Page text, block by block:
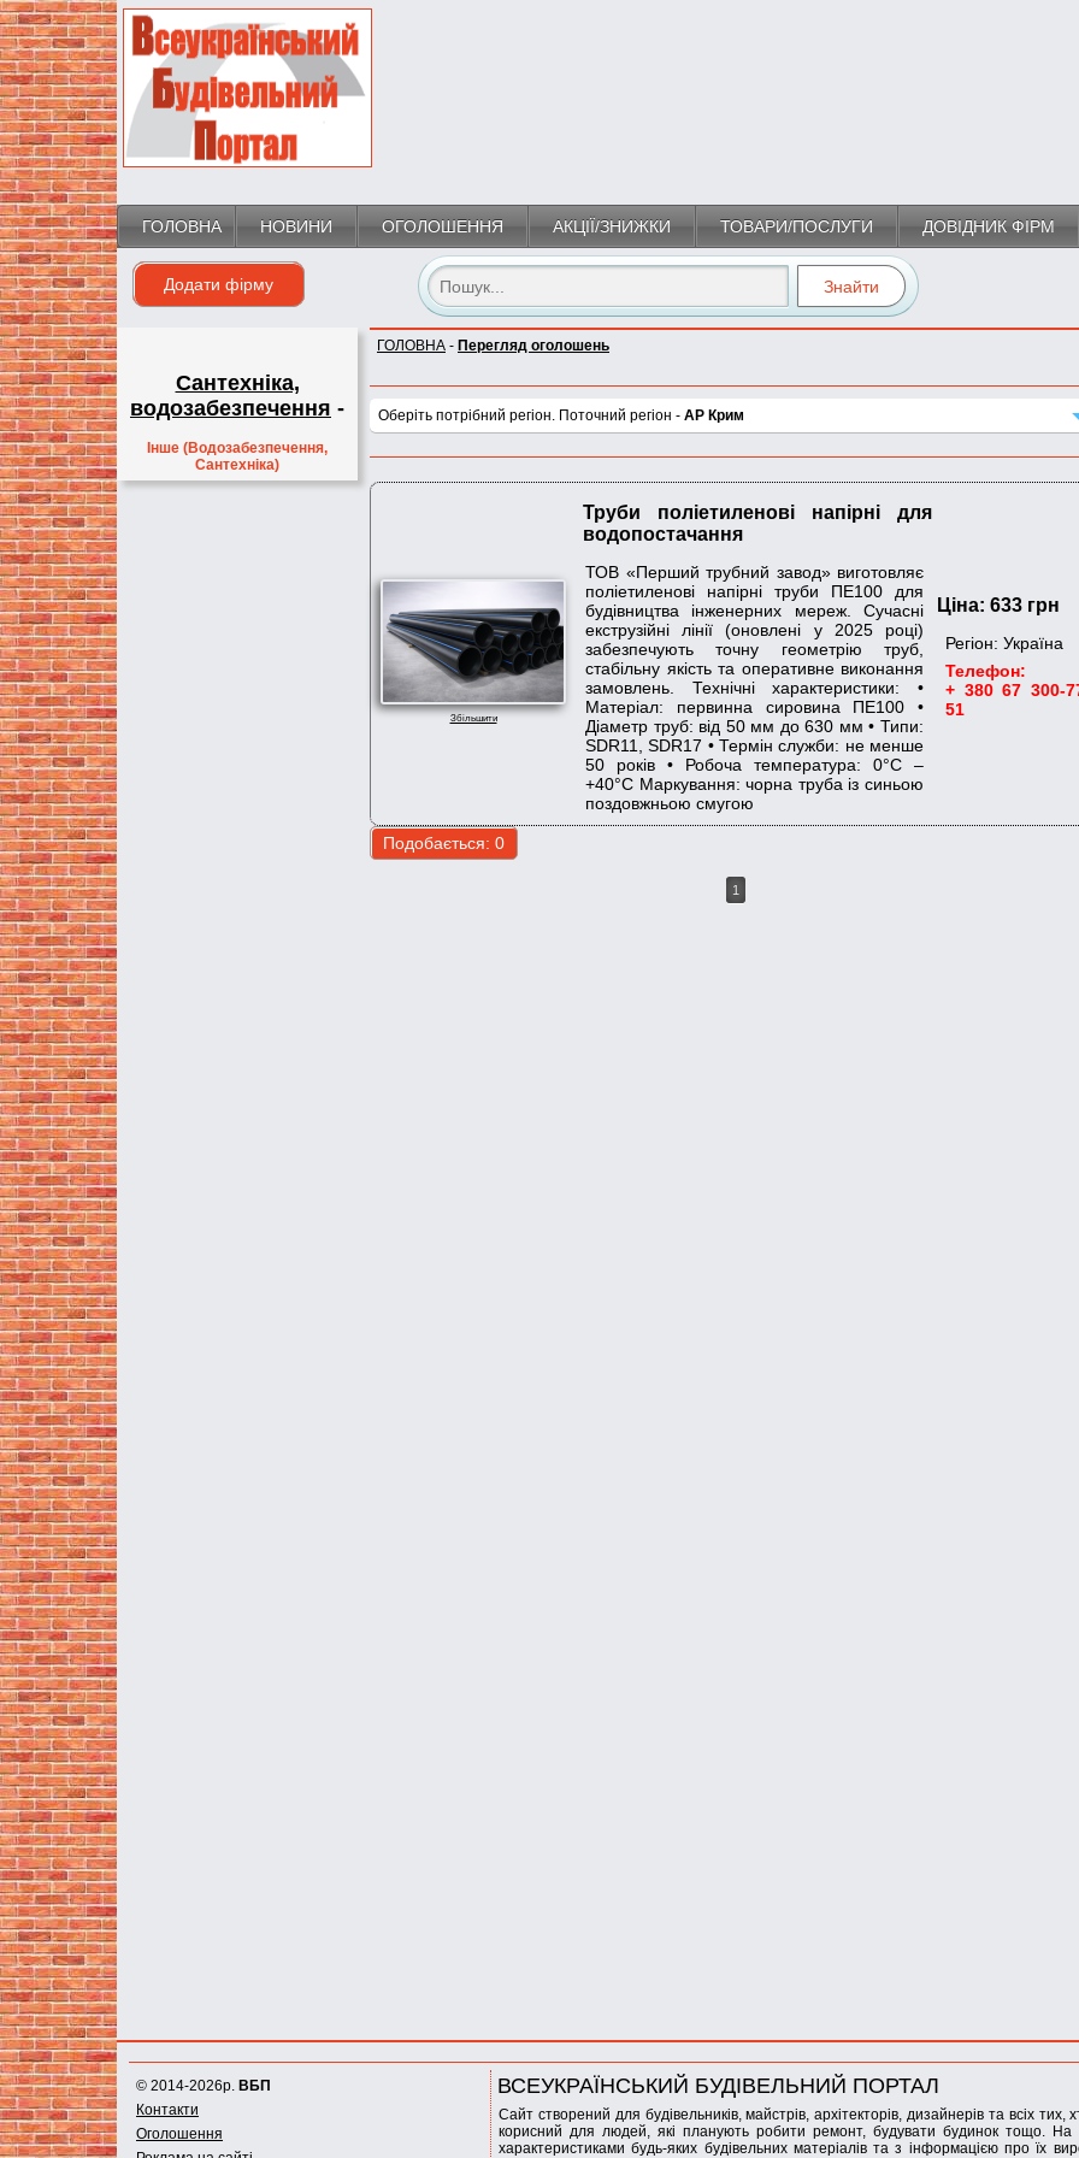
ГОЛОВНА НОВИНИ ОГОЛОШЕННЯ АКЦІЇ/ЗНИЖКИ ТОВАРИ/ПОСЛУГИ ДОВІДНИК ФІРМ
Додати фірму
Сантехніка,
водозабезпечення -
Інше (Водозабезпечення,
Сантехніка)
ГОЛОВНА - Перегляд оголошень
Оберіть потрібний регіон. Поточний регіон - АР Крим
Збільшити
Труби поліетиленові напірні для
водопостачання
ТОВ «Перший трубний завод» виготовляє
поліетиленові напірні труби ПЕ100 для
будівництва інженерних мереж. Сучасні
екструзійні лінії (оновлені у 2025 році)
забезпечують точну геометрію труб,
стабільну якість та оперативне виконання
замовлень. Технічні характеристики: •
Матеріал: первинна сировина ПЕ100 •
Діаметр труб: від 50 мм до 630 мм • Типи:
SDR11, SDR17 • Термін служби: не менше
50 років • Робоча температура: 0°С –
+40°С Маркування: чорна труба із синьою
поздовжньою смугою
Ціна: 633 грн
Регіон: Україна
Телефон:
+ 380 67 300-
51
1
© 2014-2026р. ВБП
Контакти
Оголошення
ВСЕУКРАЇНСЬКИЙ БУДІВЕЛЬНИЙ ПОРТАЛ
Сайт створений для будівельників, майстрів, архітекторів, дизайнерів та всіх
корисний для людей, які планують робити ремонт, будувати будинок тощо. На
характеристиками будь-яких будівельних матеріалів та з інформацією про їх